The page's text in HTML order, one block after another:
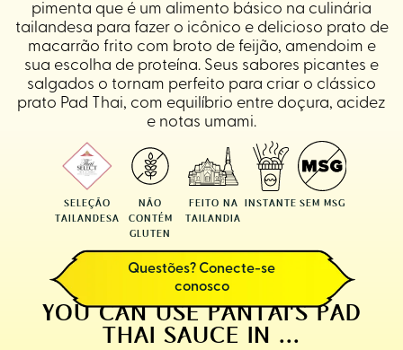
pimenta que é um alimento básico na culinária
tailandesa para fazer o icônico e delicioso prato de
macarrão frito com broto de feijão, amendoim e
sua escolha de proteína. Seus sabores picantes e
salgados o tornam perfeito para criar o clássico
prato Pad Thai, com equilíbrio entre doçura, acidez
e notas umami.
SELEÇÃO
TAILANDESA
NÃO
CONTÉM
GLUTEN
FEITO NA
TAILANDIA
INSTANTE SEM MSG
Questões? Conecte-se
conosco
YOU CAN USE PANTAI'S PAD
THAI SAUCE IN ...